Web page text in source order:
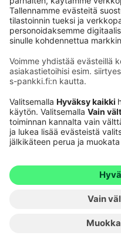
Käyttöehdot
Saavutettavuusseloste
Evästeet
Verkkopalvelujen käytön